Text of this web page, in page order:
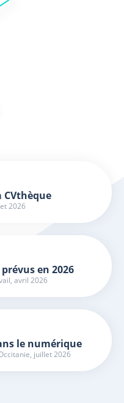
2026
en 2026
avril 2026
le numérique
juillet 2026